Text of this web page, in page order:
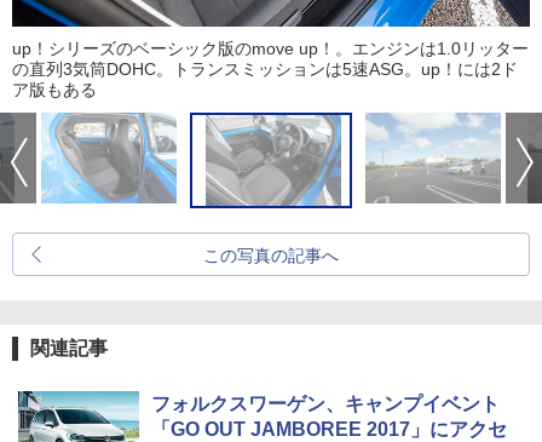
up！シリーズのベーシック版のmove up！。エンジンは1.0リッター
の直列3気筒DOHC。トランスミッションは5速ASG。up！には2ド
ア版もある
この写真の記事へ
関連記事
フォルクスワーゲン、キャンプイベント
「GO OUT JAMBOREE 2017」にアクセ